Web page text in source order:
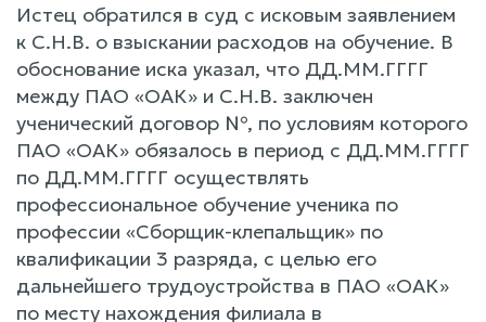
Истец обратился в суд с исковым заявлением
к С.Н.В. о взыскании расходов на обучение. В
обоснование иска указал, что ДД.ММ.ГГГГ
между ПАО «ОАК» и С.Н.В. заключен
ученический договор №, по условиям которого
ПАО «ОАК» обязалось в период с ДД.ММ.ГГГГ
по ДД.ММ.ГГГГ осуществлять
профессиональное обучение ученика по
профессии «Сборщик-клепальщик» по
квалификации 3 разряда, с целью его
дальнейшего трудоустройства в ПАО «ОАК»
по месту нахождения филиала в